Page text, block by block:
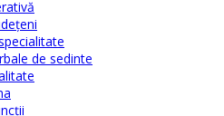
de sedinte